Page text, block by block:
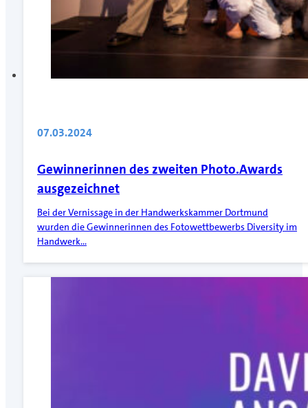
07.03.2024
Gewinnerinnen des zweiten Photo.Awards
ausgezeichnet
Bei der Vernissage in der Handwerkskammer Dortmund
wurden die Gewinnerinnen des Fotowettbewerbs Diversity im
Handwerk…